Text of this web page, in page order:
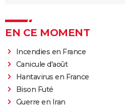
EN CE MOMENT
Incendies en France
Canicule d'août
Hantavirus en France
Bison Futé
Guerre en Iran